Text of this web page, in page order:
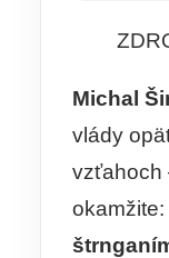
Michal
vlády
vzťahoch